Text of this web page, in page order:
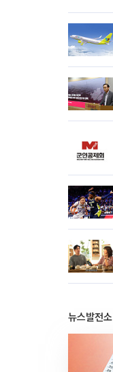
뉴스발전소